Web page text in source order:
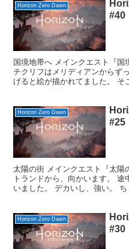
Horizon Zero Dawn
#40
国境地帯へ メインクエスト『国
チクリフはメリディアンからず
げると絵が描かれてました。 そ
Horizon Zero Dawn
#25
太陽の街 メインクエスト『太陽
トランドから、向かいます。
いました。 デカいし、強い。
Horizon Zero Dawn
#30